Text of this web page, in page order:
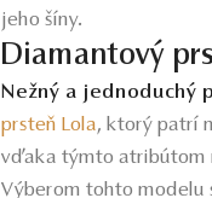
jeho šíny.
Diamantový
Nežný a jednoduchý
prsteň Lola, ktorý patrí
vďaka týmto atribútom
Výberom tohto modelu